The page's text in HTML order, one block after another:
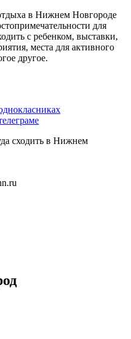
в Нижнем Новгороде
для
с ребенком, выставки,
места для активного
другое.
сходить в Нижнем